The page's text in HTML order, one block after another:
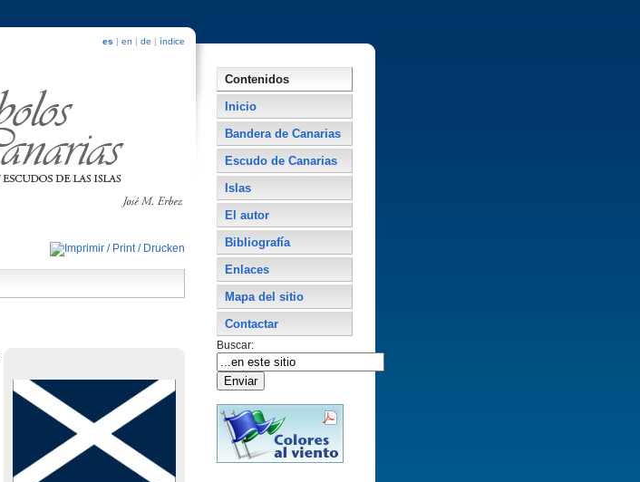
es | en | de | índice
Contenidos
Inicio
Bandera de Canarias
Escudo de Canarias
Islas
El autor
Bibliografí­a
Enlaces
Mapa del sitio
Contactar
Buscar: